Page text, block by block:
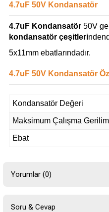
4.7uF 50V Kondansatör
4.7uF Kondansatör 50V
kondansatör çeşitleri
5x11mm ebatlarındadır.
4.7uF 50V Kondansatör
Kondansatör Değeri
Maksimum Çalışma
Ebat
Yorumlar (0)
Soru & Cevap